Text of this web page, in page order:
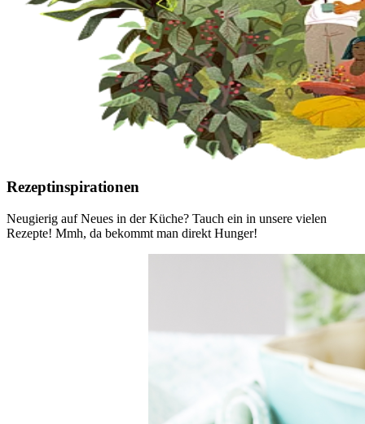
Rezeptinspirationen
Neugierig auf Neues in der Küche? Tauch ein in unsere vielen
Rezepte! Mmh, da bekommt man direkt Hunger!